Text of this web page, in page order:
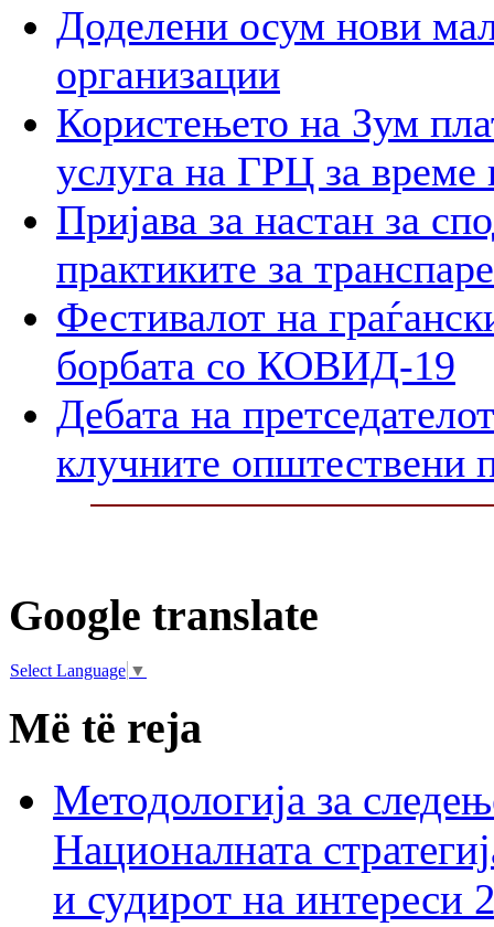
Доделени осум нови
организации
Користењето на Зум
услуга на ГРЦ за време
Пријава за настан за
практиките за
Фестивалот на
борбата со КОВИД-19
Дебата на
клучните општествени
Google translate
Select Language ▼
Më të reja
Методологија за
Националната
и судирот на интереси